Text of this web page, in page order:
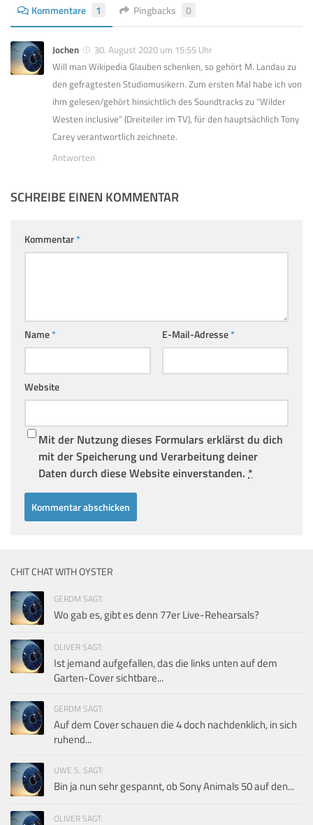
Kommentare 1 Pingbacks 0
Jochen
30. August 2020 um 15:55 Uhr
Will man Wikipedia Glauben schenken, so gehört M. Landau zu
den gefragtesten Studiomusikern. Zum ersten Mal habe ich von
ihm gelesen/gehört hinsichtlich des Soundtracks zu “Wilder
Westen inclusive” (Dreiteiler im TV), für den hauptsächlich Tony
Carey verantwortlich zeichnete.
Antworten
SCHREIBE EINEN KOMMENTAR
Kommentar*
Name* E-Mail-Adresse*
Website
Mit der Nutzung dieses Formulars erklärst du dich
mit der Speicherung und Verarbeitung deiner
Daten durch diese Website einverstanden. *
CHIT CHAT WITH OYSTER
GERDM SAGT:
Wo gab es, gibt es denn 77er Live-Rehearsals?
OLIVER SAGT:
Ist jemand aufgefallen, das die links unten auf dem
Garten-Cover sichtbare...
GERDM SAGT:
Auf dem Cover schauen die 4 doch nachdenklich, in sich
ruhend...
UWE S. SAGT:
Bin ja nun sehr gespannt, ob Sony Animals 50 auf den...
OLIVER SAGT: